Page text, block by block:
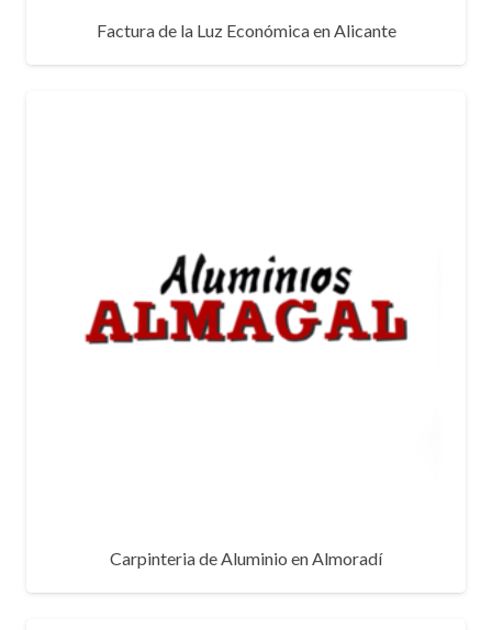
Factura de la Luz Económica en Alicante
Carpinteria de Aluminio en Almoradí